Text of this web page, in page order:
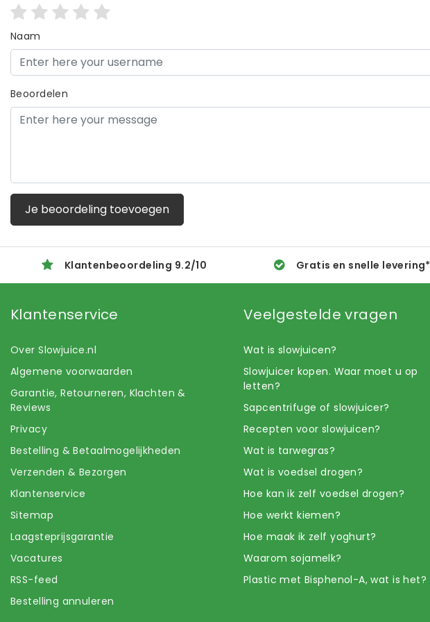
Naam
Beoordelen
Je beoordeling toevoegen
Klantenbeoordeling 9.2/10 Gratis en snelle levering*
Klantenservice
Over Slowjuice.nl
Algemene voorwaarden
Garantie, Retourneren, Klachten &
Reviews
Privacy
Bestelling & Betaalmogelijkheden
Verzenden & Bezorgen
Klantenservice
Sitemap
Laagsteprijsgarantie
Vacatures
RSS-feed
Bestelling annuleren
Veelgestelde vragen
Wat is slowjuicen?
Slowjuicer kopen. Waar moet u op
letten?
Sapcentrifuge of slowjuicer?
Recepten voor slowjuicen?
Wat is tarwegras?
Wat is voedsel drogen?
Hoe kan ik zelf voedsel drogen?
Hoe werkt kiemen?
Hoe maak ik zelf yoghurt?
Waarom sojamelk?
Plastic met Bisphenol-A, wat is het?